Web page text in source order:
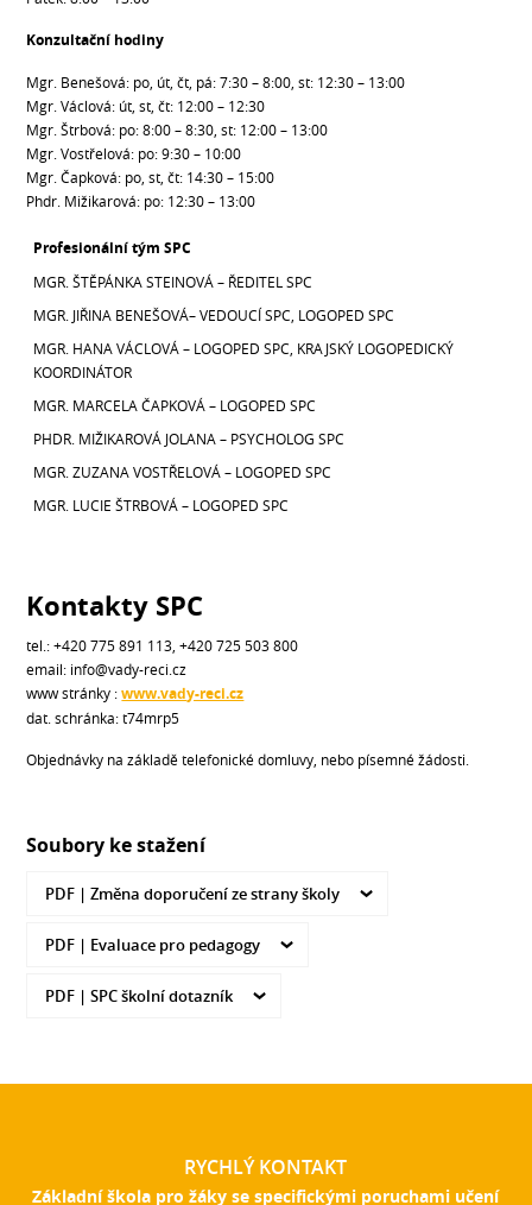
Konzultační hodiny
Mgr. Benešová: po, út, čt, pá: 7:30 – 8:00, st: 12:30 – 13:00
Mgr. Václová: út, st, čt: 12:00 – 12:30
Mgr. Štrbová: po: 8:00 – 8:30, st: 12:00 – 13:00
Mgr. Vostřelová: po: 9:30 – 10:00
Mgr. Čapková: po, st, čt: 14:30 – 15:00
Phdr. Mižikarová: po: 12:30 – 13:00
Profesionální tým SPC
MGR. ŠTĚPÁNKA STEINOVÁ – ŘEDITEL SPC
MGR. JIŘINA BENEŠOVÁ– VEDOUCÍ SPC, LOGOPED SPC
MGR. HANA VÁCLOVÁ – LOGOPED SPC, KRAJSKÝ LOGOPEDICKÝ
KOORDINÁTOR
MGR. MARCELA ČAPKOVÁ – LOGOPED SPC
PHDR. MIŽIKAROVÁ JOLANA – PSYCHOLOG SPC
MGR. ZUZANA VOSTŘELOVÁ – LOGOPED SPC
MGR. LUCIE ŠTRBOVÁ – LOGOPED SPC
Kontakty SPC
tel.: +420 775 891 113, +420 725 503 800
email: info@vady-reci.cz
www stránky :www.vady-reci.cz
dat. schránka: t74mrp5
Objednávky na základě telefonické domluvy, nebo písemné žádosti.
Soubory ke stažení
PDF |Změna doporučení ze strany školy
PDF | Evaluace pro pedagogy
PDF |SPC školní dotazník
RYCHLÝ KONTAKT
Základní škola pro žáky se specifickými poruchami učení